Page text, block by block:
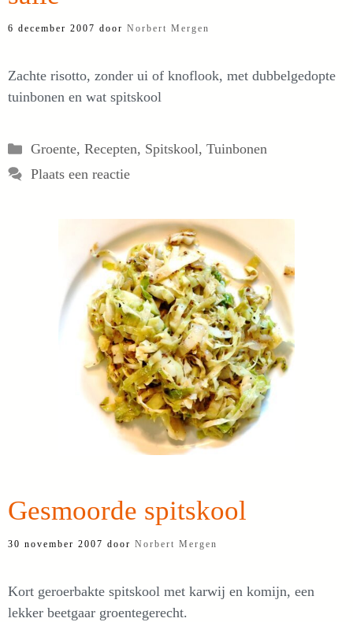
6 december 2007 door Norbert Mergen
Zachte risotto, zonder ui of knoflook, met dubbelgedopte
tuinbonen en wat spitskool
Categorieën
Groente, Recepten, Spitskool, Tuinbonen
Plaats een reactie
Gesmoorde spitskool
30 november 2007 door Norbert Mergen
Kort geroerbakte spitskool met karwij en komijn, een
lekker beetgaar groentegerecht.